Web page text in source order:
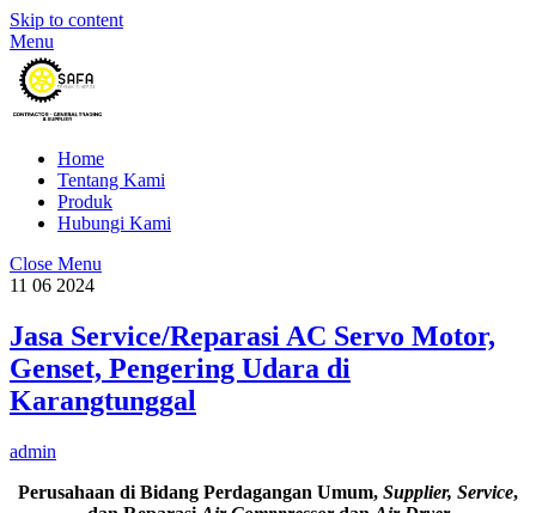
Skip to content
Menu
Home
Tentang Kami
Produk
Hubungi Kami
Close Menu
11 06 2024
Jasa Service/Reparasi AC Servo Motor,
Genset, Pengering Udara di
Karangtunggal
admin
Perusahaan di Bidang Perdagangan Umum, Supplier, Service,